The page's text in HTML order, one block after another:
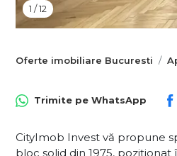
1 /12
Oferte imobiliare Bucuresti
Trimite pe WhatsApp
CityImob Invest vă propune
bloc solid din 1975,